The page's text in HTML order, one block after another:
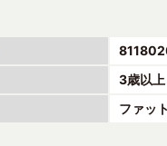
3歳以上
ファッ